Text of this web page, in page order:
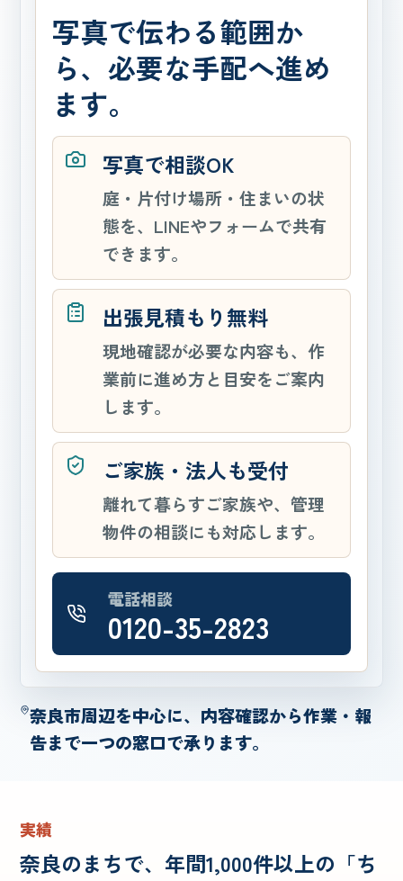
写真で伝わる範囲か
ら、必要な手配へ進め
ます。
写真で相談OK
庭・片付け場所・住まいの状
態を、LINEやフォームで共有
できます。
出張見積もり無料
現地確認が必要な内容も、作
業前に進め方と目安をご案内
します。
ご家族・法人も受付
離れて暮らすご家族や、管理
物件の相談にも対応します。
電話相談
0120-35-2823
奈良市周辺を中心に、内容確認から作業・報
告まで一つの窓口で承ります。
実績
奈良のまちで、年間1,000件以上の「ち